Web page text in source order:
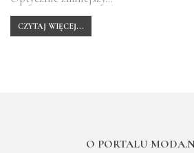
CZYTAJ WIĘCEJ...
O PORTALU